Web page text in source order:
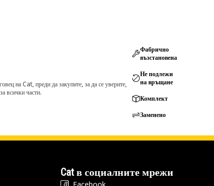
на Cat, преди да закупите, за да се уверите,
всички части.
Фабрично
възстановена
Не подлежи
на връщане
Комплект
Заменено
Cat в социалните мрежи